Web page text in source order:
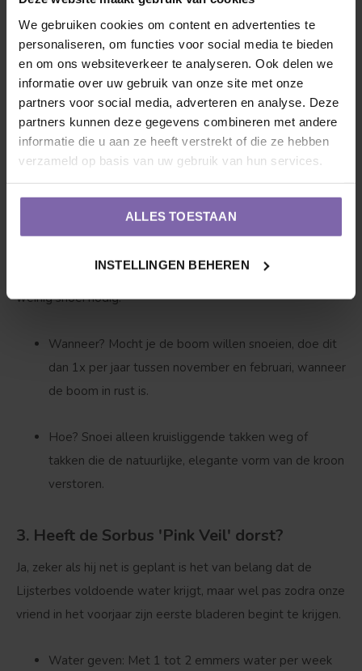
We gebruiken cookies om content en advertenties te
personaliseren, om functies voor social media te bieden
en om ons websiteverkeer te analyseren. Ook delen we
informatie over uw gebruik van onze site met onze
partners voor social media, adverteren en analyse. Deze
partners kunnen deze gegevens combineren met andere
informatie die u aan ze heeft verstrekt of die ze hebben
verzameld op basis van uw gebruik van hun services.
ALLES TOESTAAN
INSTELLINGEN BEHEREN
Kluit:Wordt de Lijsterbes met kluit geleverd? Dan
mag de jute zak en de metalen draadkorf eromheen
gewoon blijven zitten.
Ondersteuning: Om de boom tijdens de eerste
groeijaren goed in balans te houden, raden we aan
om boompalen en een boomband te gebruiken. Een
goed begin is het halve werk!
2. Onderhoud en snoei van de Lijsterbes
De 'Pink Veil' groeit van nature erg mooi in model en heeft
weinig snoei nodig.
Wanneer? Mocht je de boom willen snoeien, doe dit
dan 1x per jaar tussen november en februari, wanneer
de boom in rust is.
Hoe? Snoei alleen kruisliggende takken weg of
takken die de natuurlijke, elegante vorm van de kroon
verstoren.
3. Heeft de Sorbus 'Pink Veil' dorst?
Ja, zeker als hij net is geplant is het van belang dat de
Lijsterbes voldoende water krijgt, maar wel pas zodra onze
vriend in het voorjaar zijn eerste bladeren begint te krijgen.
Water geven: Met 1 tot 2 emmers water per week